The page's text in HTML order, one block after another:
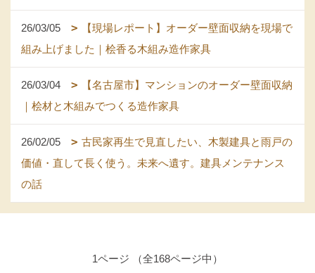
26/03/05
【現場レポート】オーダー壁面収納を現場で
組み上げました｜桧香る木組み造作家具
26/03/04
【名古屋市】マンションのオーダー壁面収納
｜桧材と木組みでつくる造作家具
26/02/05
古民家再生で見直したい、木製建具と雨戸の
価値・直して長く使う。未来へ遺す。建具メンテナンス
の話
1ページ （全168ページ中）